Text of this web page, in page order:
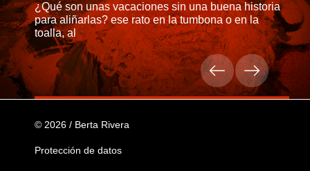
¿Qué son unas vacaciones sin una buena historia
para aliñarlas? ese rato en la tumbona o en la
toalla, al
© 2026 / Berta Rivera
Protección de datos